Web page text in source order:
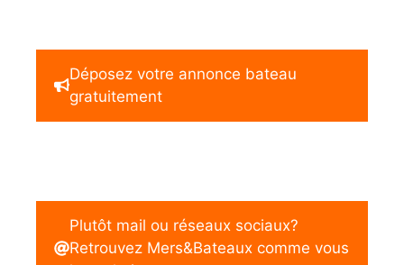
Déposez votre annonce bateau
gratuitement
Plutôt mail ou réseaux sociaux?
Retrouvez Mers&Bateaux comme vous